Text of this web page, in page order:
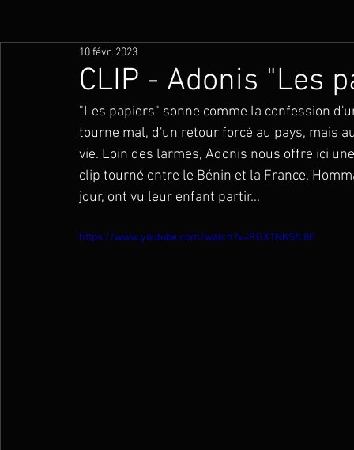
CLIP - Adonis "Les
10 févr. 2023
"Les papiers" sonne comme la confession
tourne mal, d'un retour forcé au pays, mais
vie. Loin des larmes, Adonis nous offre ici
clip tourné entre le Bénin et la France.
jour, ont vu leur enfant partir...
https://www.youtube.com/watch?v=RGX1NKSfL8E